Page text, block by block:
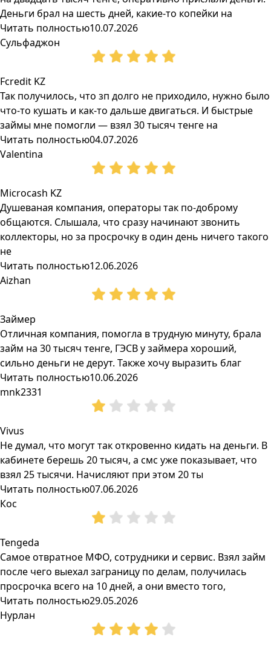
Деньги брал на шесть дней, какие-то копейки на
Читать полностью10.07.2026
Сульфаджон
Fcredit KZ
Так получилось, что зп долго не приходило, нужно было
что-то кушать и как-то дальше двигаться. И быстрые
займы мне помогли — взял 30 тысяч тенге на
Читать полностью04.07.2026
Valentina
Microcash KZ
Душеваная компания, операторы так по-доброму
общаются. Слышала, что сразу начинают звонить
коллекторы, но за просрочку в один день ничего такого
не
Читать полностью12.06.2026
Aizhan
Займер
Отличная компания, помогла в трудную минуту, брала
займ на 30 тысяч тенге, ГЭСВ у займера хороший,
сильно деньги не дерут. Также хочу выразить благ
Читать полностью10.06.2026
mnk2331
Vivus
Не думал, что могут так откровенно кидать на деньги. В
кабинете берешь 20 тысяч, а смс уже показывает, что
взял 25 тысячи. Начисляют при этом 20 ты
Читать полностью07.06.2026
Кос
Tengeda
Самое отвратное МФО, сотрудники и сервис. Взял займ
после чего выехал заграницу по делам, получилась
просрочка всего на 10 дней, а они вместо того,
Читать полностью29.05.2026
Нурлан